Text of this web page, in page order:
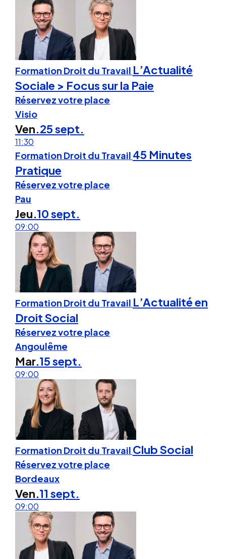
Formation Droit du Travail L’Actualité
Sociale > Focus sur la Paie
Réservez votre place
Visio
Ven.25 sept.
11:30
Formation Droit du Travail 45 Minutes
Pratique
Réservez votre place
Pau
Jeu.10 sept.
09:00
Formation Droit du Travail L’Actualité en
Droit Social
Réservez votre place
Angoulême
Mar.15 sept.
09:00
Formation Droit du Travail Club Social
Réservez votre place
Bordeaux
Ven.11 sept.
09:00